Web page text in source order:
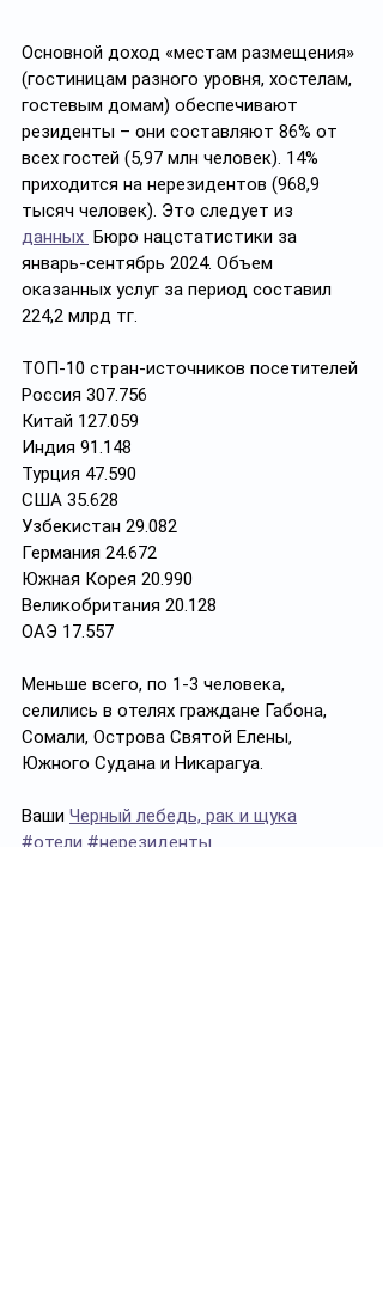
Основной доход «местам размещения»
(гостиницам разного уровня, хостелам,
гостевым домам) обеспечивают
резиденты – они составляют 86% от
всех гостей (5,97 млн человек). 14%
приходится на нерезидентов (968,9
тысяч человек). Это следует из
данных Бюро нацстатистики за
январь-сентябрь 2024. Объем
оказанных услуг за период составил
224,2 млрд тг.
ТОП-10 стран-источников посетителей
Россия 307.756
Китай 127.059
Индия 91.148
Турция 47.590
США 35.628
Узбекистан 29.082
Германия 24.672
Южная Корея 20.990
Великобритания 20.128
ОАЭ 17.557
Меньше всего, по 1-3 человека,
селились в отелях граждане Габона,
Сомали, Острова Святой Елены,
Южного Судана и Никарагуа.
Ваши Черный лебедь, рак и щука
#отели #нерезиденты